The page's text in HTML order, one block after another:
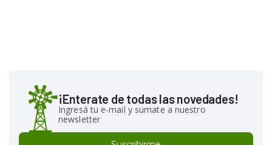
¡Enterate de todas las novedades!
Ingresá tu e-mail y sumate a nuestro
newsletter